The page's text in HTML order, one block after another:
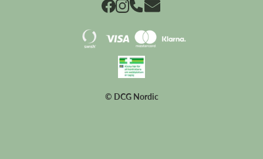
© DCG Nordic